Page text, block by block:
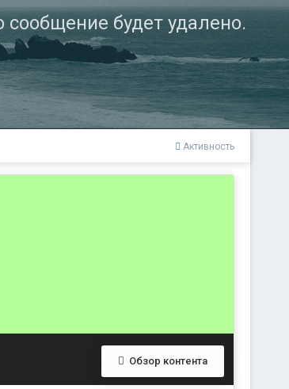
будет удалено.
Активность
Обзор контента